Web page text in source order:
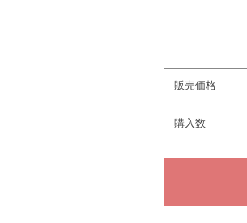
販売価格
購入数